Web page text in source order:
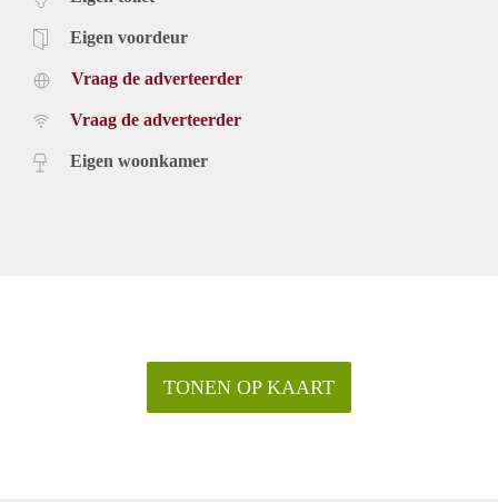
Eigen voordeur
Vraag de adverteerder
Vraag de adverteerder
Eigen woonkamer
TONEN OP KAART